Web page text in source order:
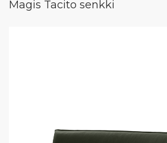
Magis Tacito senkki